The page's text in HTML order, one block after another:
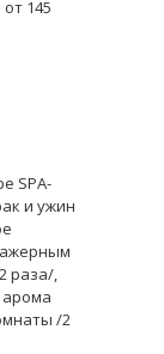
145
SPA-
и ужин
раза/,
арома
/2